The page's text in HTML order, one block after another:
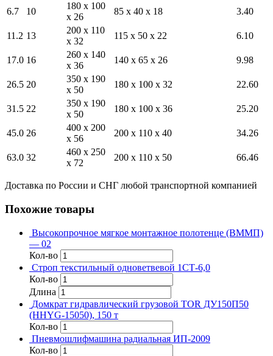
6.7 10
180 x 100
x 26
85 x 40 x 18 3.40
11.2 13
200 x 110
x 32
115 x 50 x 22 6.10
17.0 16
260 x 140
x 36
140 x 65 x 26 9.98
26.5 20
350 x 190
x 50
180 x 100 x 32 22.60
31.5 22
350 x 190
x 50
180 x 100 x 36 25.20
45.0 26
400 x 200
x 56
200 x 110 x 40 34.26
63.0 32
460 x 250
x 72
200 x 110 x 50 66.46
Доставка по России и СНГ любой транспортной компанией
Похожие товары
Высокопрочное мягкое монтажное полотенце (ВММП)
— 02
Кол-во
Строп текстильный одноветвевой 1СТ-6,0
Кол-во
Длина
Домкрат гидравлический грузовой TOR ДУ150П50
(HHYG-15050), 150 т
Кол-во
Пневмошлифмашина радиальная ИП-2009
Кол-во